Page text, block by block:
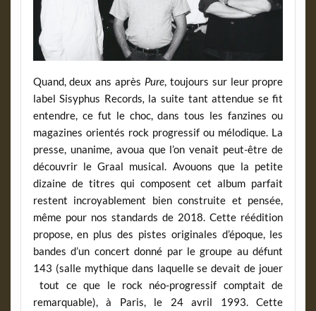
Quand, deux ans après Pure, toujours sur leur propre
label Sisyphus Records, la suite tant attendue se fit
entendre, ce fut le choc, dans tous les fanzines ou
magazines orientés rock progressif ou mélodique. La
presse, unanime, avoua que l’on venait peut-être de
découvrir le Graal musical. Avouons que la petite
dizaine de titres qui composent cet album parfait
restent incroyablement bien construite et pensée,
même pour nos standards de 2018. Cette réédition
propose, en plus des pistes originales d’époque, les
bandes d’un concert donné par le groupe au défunt
143 (salle mythique dans laquelle se devait de jouer
tout ce que le rock néo-progressif comptait de
remarquable), à Paris, le 24 avril 1993. Cette